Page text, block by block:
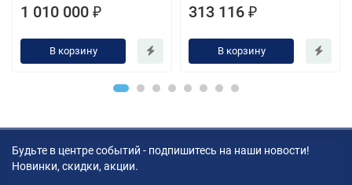
1 010 000 ₽
В корзину
313 116 ₽
В корзину
Будьте в центре событий - подпишитесь на наши новости!
Новинки, скидки, акции.